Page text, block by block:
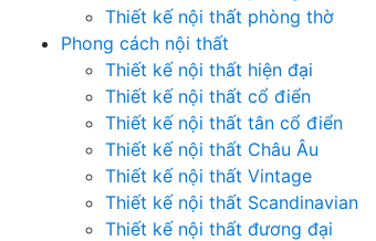
Thiết kế nội thất phòng thờ
Phong cách nội thất
Thiết kế nội thất hiện đại
Thiết kế nội thất cổ điển
Thiết kế nội thất tân cổ điển
Thiết kế nội thất Châu Âu
Thiết kế nội thất Vintage
Thiết kế nội thất Scandinavian
Thiết kế nội thất đương đại